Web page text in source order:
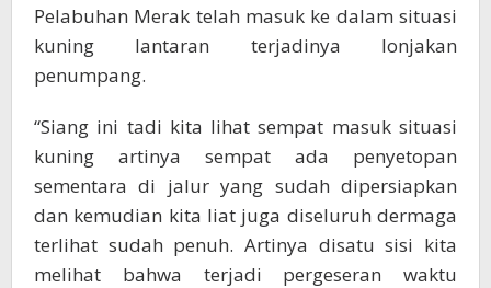
Pelabuhan Merak telah masuk ke dalam situasi
kuning lantaran terjadinya lonjakan
penumpang.
“Siang ini tadi kita lihat sempat masuk situasi
kuning artinya sempat ada penyetopan
sementara di jalur yang sudah dipersiapkan
dan kemudian kita liat juga diseluruh dermaga
terlihat sudah penuh. Artinya disatu sisi kita
melihat bahwa terjadi pergeseran waktu